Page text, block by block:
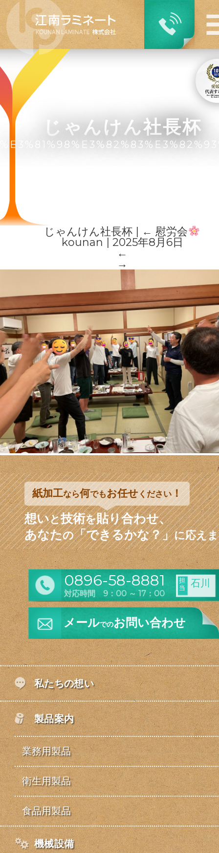
じゃんけん社長杯
じゃんけん社長杯 | ← 慰労会
kounan | 2025年8月6日
←
→
紙加工なら何でもお任せください！
想いと技術を貼り合わせ、
あなたの「できるかな？」に応え
0896-58-8881
対応時間 9：00 ～ 17：00
担
当
石川
メールでのお問い合わせ
私たちの想い
製品案内
業務用製品
衛生用製品
食品用製品
機械設備